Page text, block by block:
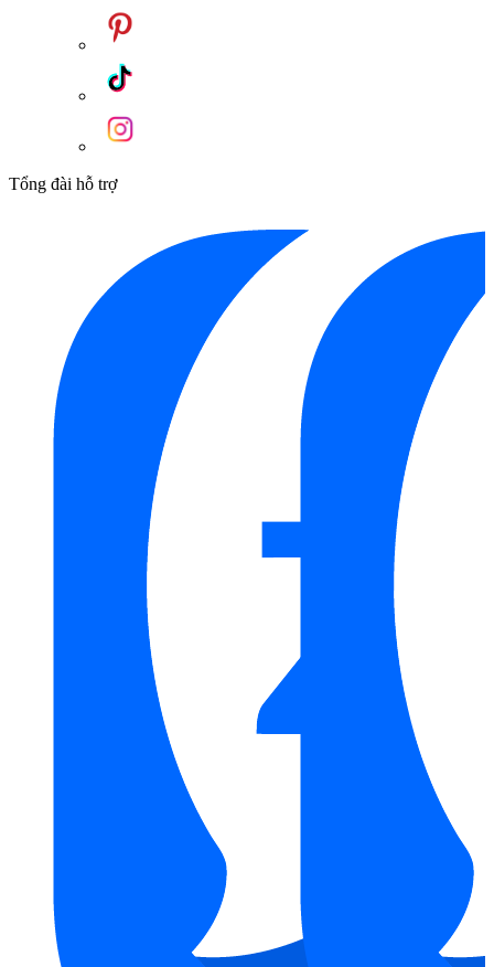
Tổng đài hỗ trợ